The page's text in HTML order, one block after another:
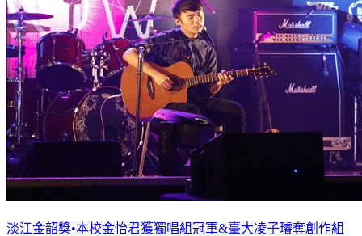
淡江金韶獎•本校金怡君獲獨唱組冠軍&臺大凌子璿奪創作組